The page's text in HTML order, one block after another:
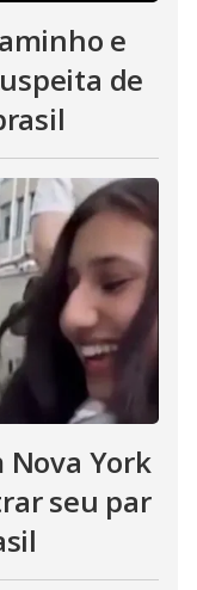
e
de
York
seu par